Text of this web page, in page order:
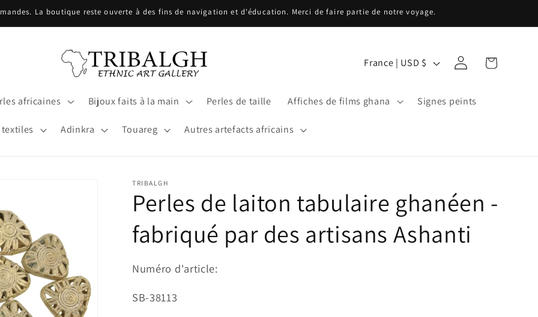
La boutique reste ouverte à des fins de navigation et d'éducation. Merci de faire partie de notre voyage.
africaines Bijoux faits à la main Perles de taille Affiches de films ghana Signes peints
Adinkra Touareg Autres artefacts africains
y
i
o
n
France | USD $ Connexion Panier
TRIBALGH
Perles de laiton tabulaire ghanéen -
fabriqué par des artisans Ashanti
Numéro d'article:
SKU:
SB-38113